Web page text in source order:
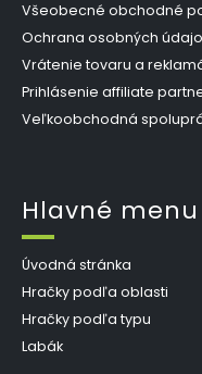
Všeobecné obchodné
Ochrana osobných
Vrátenie tovaru a
Prihlásenie affiliate
Veľkoobchodná
Hlavné menu
Úvodná stránka
Hračky podľa oblasti
Hračky podľa typu
Labák